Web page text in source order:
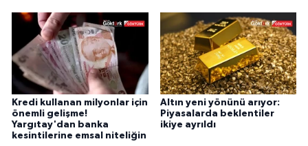
Kredi kullanan milyonlar için
önemli gelişme!
Yargıtay'dan banka
kesintilerine emsal niteliğin
Altın yeni yönünü arıyor:
Piyasalarda beklentiler
ikiye ayrıldı